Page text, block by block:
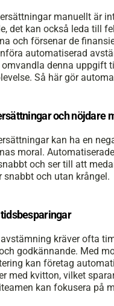
manuellt är
det kan också leda till
och försenar de
automatiserad
denna uppgift
Så här gör
och nöjdare
kan ha en
moral.
och ser till att
snabbt och utan krångel.
kräver ofta
godkännande. Med
kan företag
med kvitton, vilket
kan fokusera på